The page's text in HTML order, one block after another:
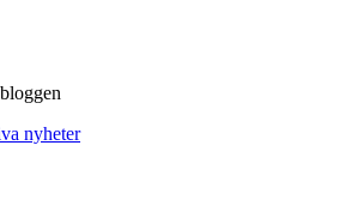
nyheter